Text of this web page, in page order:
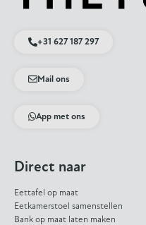
+31 627 187 297
Mail ons
App met ons
Direct naar
Eettafel op maat
Eetkamerstoel samenstellen
Bank op maat laten maken